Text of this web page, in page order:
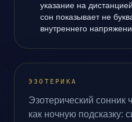
указание на
сон показывает не
внутреннего
ЭЗОТЕРИКА
Эзотерический сонник
как ночную подсказку: